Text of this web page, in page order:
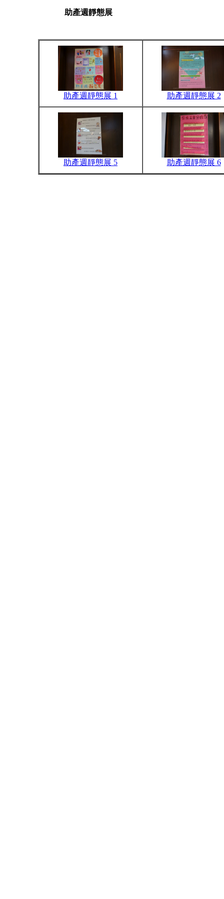
助產週靜態展
助產週靜態展 1 助產週靜態展 2
助產週靜態展 5 助產週靜態展 6